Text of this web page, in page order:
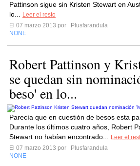
Pattinson sigue sin Kristen Stewart en
lo...
Leer el resto
El 07 marzo 2013 por
Plusfarandula
NONE
Robert Pattinson y
se quedan sin
beso' en lo...
Parecía que en cuestión de besos esta
Durante los últimos cuatro años, Robert
Stewart no habían encontrado...
Leer el
El 07 marzo 2013 por
Plusfarandula
NONE